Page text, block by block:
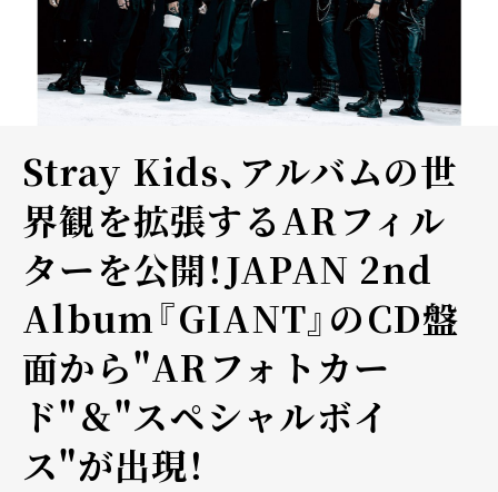
Stray Kids、アルバムの世
界観を拡張するARフィル
ターを公開！JAPAN 2nd
Album『GIANT』のCD盤
面から"ARフォトカー
ド"＆"スペシャルボイ
ス"が出現！